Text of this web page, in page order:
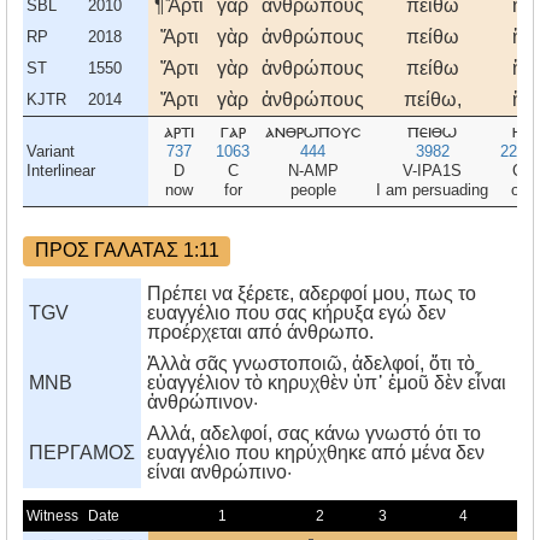
SBL 2010 ¶Ἄρτι γὰρ ἀνθρώπους πείθω ἢ
RP 2018 Ἄρτι γὰρ ἀνθρώπους πείθω ἢ
ST 1550 Ἄρτι γὰρ ἀνθρώπους πείθω ἢ
KJTR 2014 Ἄρτι γὰρ ἀνθρώπους πείθω, ἢ
Variant
Interlinear
αρτι
737
D
now
γαρ
1063
C
for
ανθρωπουσ
444
N-AMP
people
πειθω
3982
V-IPA1S
I am persuading
η
2228
C
or
ΠΡΟΣ ΓΑΛΑΤΑΣ 1:11
TGV
Πρέπει να ξέρετε, αδερφοί μου, πως το
ευαγγέλιο που σας κήρυξα εγώ δεν
προέρχεται από άνθρωπο.
MNB
Ἀλλὰ σᾶς γνωστοποιῶ, ἀδελφοί, ὅτι τὸ
εὐαγγέλιον τὸ κηρυχθὲν ὑπ᾿ ἐμοῦ δὲν εἶναι
ἀνθρώπινον·
ΠΕΡΓΑΜΟΣ
Aλλά, αδελφοί, σας κάνω γνωστό ότι το
ευαγγέλιο που κηρύχθηκε από μένα δεν
είναι ανθρώπινο·
Witness Date 1 2 3 4